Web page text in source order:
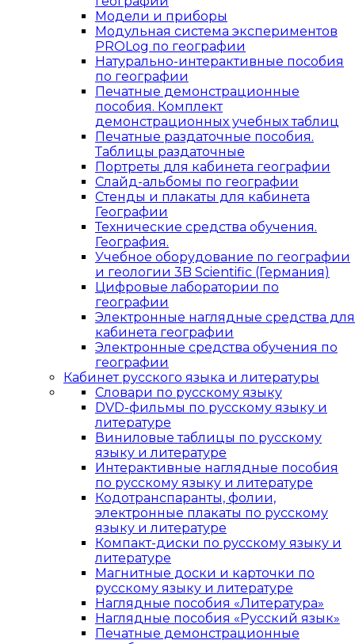
Модели и приборы
Модульная система экспериментов
PROLog по географии
Натурально-интерактивные пособия
по географии
Печатные демонстрационные
пособия. Комплект
демонстрационных учебных таблиц
Печатные раздаточные пособия.
Таблицы раздаточные
Портреты для кабинета географии
Слайд-альбомы по географии
Стенды и плакаты для кабинета
Географии
Технические средства обучения.
География.
Учебное оборудование по географии
и геологии 3B Scientific (Германия)
Цифровые лаборатории по
географии
Электронные наглядные средства для
кабинета географии
Электронные средства обучения по
географии
Кабинет русского языка и литературы
Cловари по русскому языку
DVD-фильмы по русскому языку и
литературе
Виниловые таблицы по русскому
языку и литературе
Интерактивные наглядные пособия
по русскому языку и литературе
Кодотранспаранты, фолии,
электронные плакаты по русскому
языку и литературе
Компакт-диски по русскому языку и
литературе
Магнитные доски и карточки по
русскому языку и литературе
Наглядные пособия «Литература»
Наглядные пособия «Русский язык»
Печатные демонстрационные